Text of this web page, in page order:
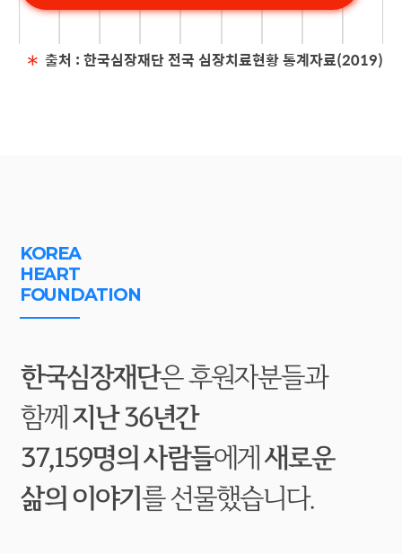
＊출처 : 한국심장재단 전국 심장치료현황 통계자료(2019)
KOREA
HEART
FOUNDATION
한국심장재단은 후원자분들과
함께 지난 36년간
37,159명의 사람들에게새로운
삶의 이야기 를 선물했습니다.